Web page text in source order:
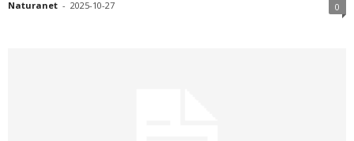
Naturanet - 2025-10-27 0